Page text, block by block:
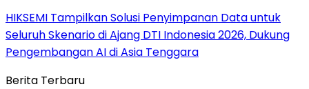
HIKSEMI Tampilkan Solusi Penyimpanan Data untuk
Seluruh Skenario di Ajang DTI Indonesia 2026, Dukung
Pengembangan AI di Asia Tenggara
Berita Terbaru